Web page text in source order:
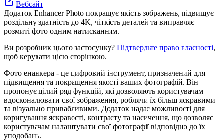
Вебсайт
Додаток Enhancer Photo покращує якість зображень, підвищує
роздільну здатність до 4K, чіткість деталей та виправляє
розмиті фото одним натисканням.
Ви розробник цього застосунку? Підтвердьте право власності,
щоб керувати цією сторінкою.
Фото енанкера - це цифровий інструмент, призначений для
підвищення та покращення якості ваших фотографій. Він
пропонує цілий ряд функцій, які дозволяють користувачам
вдосконалювати свої зображення, роблячи їх більш яскравими
та візуально привабливими. Додаток надає можливості для
коригування яскравості, контрасту та насичення, що дозволяє
користувачам налаштувати свої фотографії відповідно до їх
уподобань.